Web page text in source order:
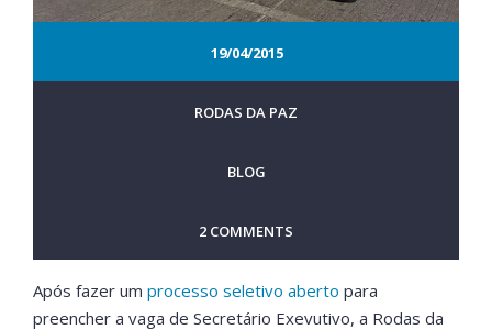
19/04/2015
RODAS DA PAZ
BLOG
2 COMMENTS
Após fazer um processo seletivo aberto para
preencher a vaga de Secretário Exevutivo, a Rodas da